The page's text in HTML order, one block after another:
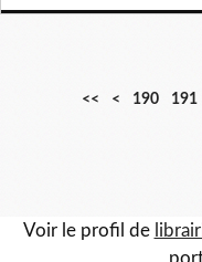
<< <
1
1
1
1
1
1
1
1
1
190 191
Voir le profil de